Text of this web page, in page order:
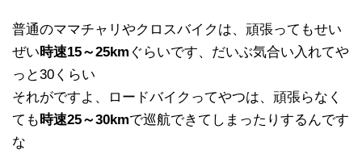
普通のママチャリやクロスバイクは、頑張ってもせい
ぜい時速15～25km ぐらいです、だいぶ気合い入れてや
っと30くらい
それがですよ、ロードバイクってやつは、頑張らなく
ても時速25～30kmで巡航できてしまったりするんです
な